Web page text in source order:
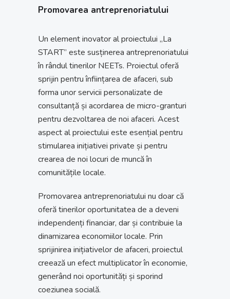
Promovarea antreprenoriatului
Un element inovator al proiectului „La
START” este susținerea antreprenoriatului
în rândul tinerilor NEETs. Proiectul oferă
sprijin pentru înființarea de afaceri, sub
forma unor servicii personalizate de
consultanță și acordarea de micro-granturi
pentru dezvoltarea de noi afaceri. Acest
aspect al proiectului este esențial pentru
stimularea inițiativei private și pentru
crearea de noi locuri de muncă în
comunitățile locale.
Promovarea antreprenoriatului nu doar că
oferă tinerilor oportunitatea de a deveni
independenți financiar, dar și contribuie la
dinamizarea economiilor locale. Prin
sprijinirea inițiativelor de afaceri, proiectul
creează un efect multiplicator în economie,
generând noi oportunități și sporind
coeziunea socială.